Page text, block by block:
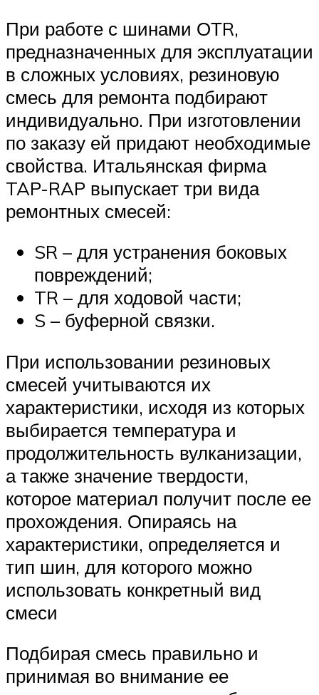
При работе с шинами ОТR,
предназначенных для эксплуатации
в сложных условиях, резиновую
смесь для ремонта подбирают
индивидуально. При изготовлении
по заказу ей придают необходимые
свойства. Итальянская фирма
TAP-RAP выпускает три вида
ремонтных смесей:
SR – для устранения боковых
повреждений;
TR – для ходовой части;
S – буферной связки.
При использовании резиновых
смесей учитываются их
характеристики, исходя из которых
выбирается температура и
продолжительность вулканизации,
а также значение твердости,
которое материал получит после ее
прохождения. Опираясь на
характеристики, определяется и
тип шин, для которого можно
использовать конкретный вид
смеси
Подбирая смесь правильно и
принимая во внимание ее